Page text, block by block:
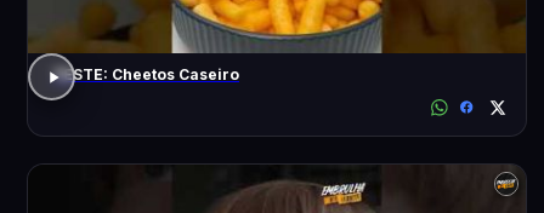
TESTE: Cheetos Caseiro